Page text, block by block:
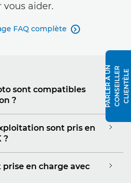
vous aider.
FAQ complète 
sont compatibles
?
sont pris en
?
en charge avec
P
A
R
L
E
R
À U
N
C
O
N
S
E
I
L
L
E
R
C
L
I
E
N
T
È
L E